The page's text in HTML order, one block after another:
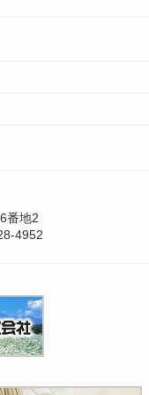
番地2
4952